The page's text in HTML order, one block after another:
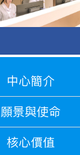
中心簡介
願景與使命
核心價值